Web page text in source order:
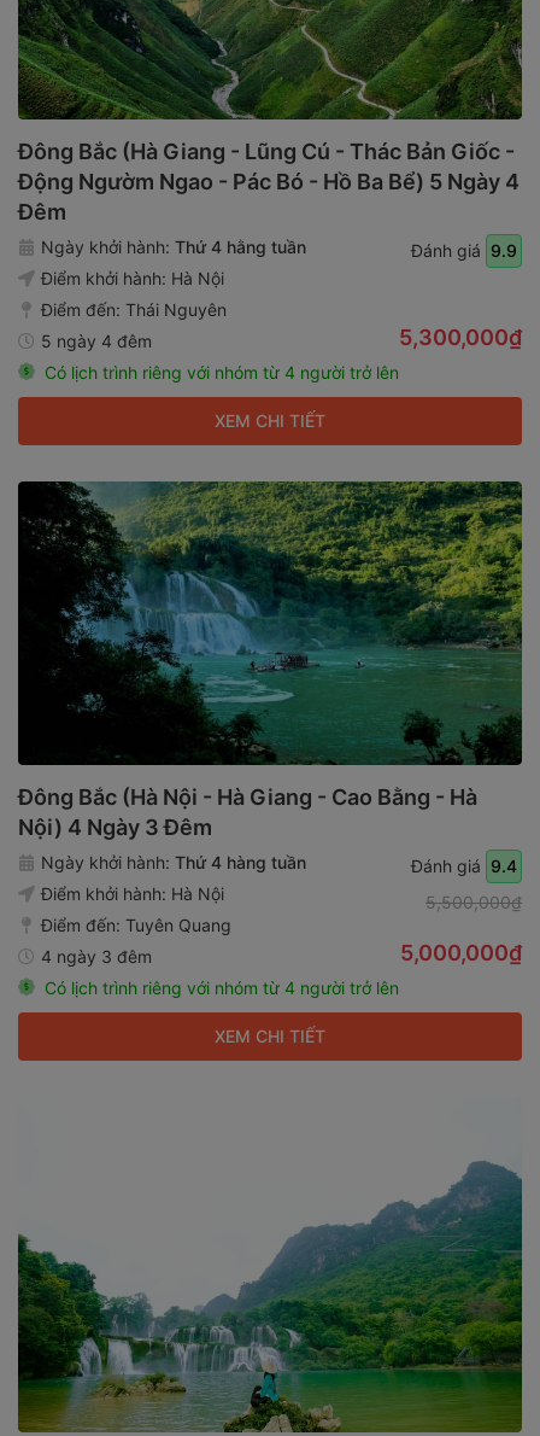
Đông Bắc (Hà Giang - Lũng Cú - Thác Bản Giốc -
Động Ngườm Ngao - Pác Bó - Hồ Ba Bể) 5 Ngày 4
Đêm
Đánh giá 9.9
5,300,000₫
Ngày khởi hành: Thứ 4 hằng tuần
Điểm khởi hành: Hà Nội
Điểm đến: Thái Nguyên
5 ngày 4 đêm
Có lịch trình riêng với nhóm từ 4 người trở lên
XEM CHI TIẾT
Đông Bắc (Hà Nội - Hà Giang - Cao Bằng - Hà
Nội) 4 Ngày 3 Đêm
Đánh giá 9.4
5,500,000₫
5,000,000₫
Ngày khởi hành: Thứ 4 hàng tuần
Điểm khởi hành: Hà Nội
Điểm đến: Tuyên Quang
4 ngày 3 đêm
Có lịch trình riêng với nhóm từ 4 người trở lên
XEM CHI TIẾT